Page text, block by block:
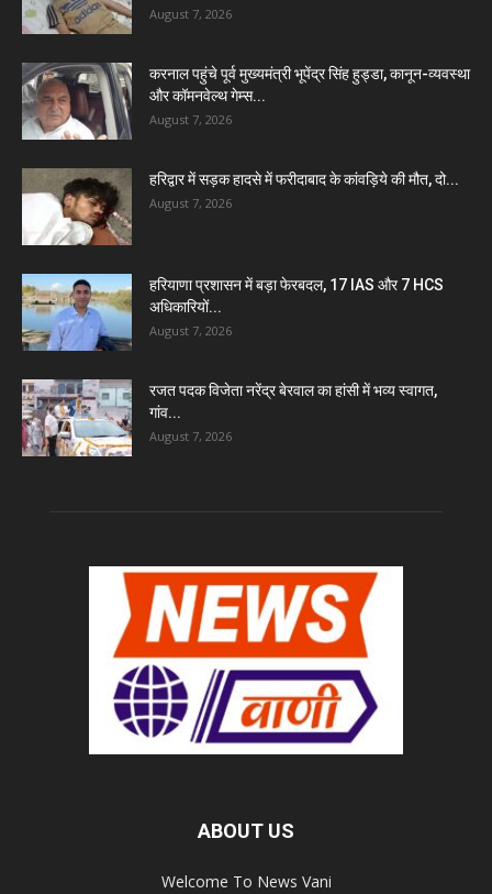
August 7, 2026
करनाल पहुंचे पूर्व मुख्यमंत्री भूपेंद्र सिंह हुड्डा, कानून-व्यवस्था
और कॉमनवेल्थ गेम्स...
August 7, 2026
हरिद्वार में सड़क हादसे में फरीदाबाद के कांवड़िये की मौत, दो...
August 7, 2026
हरियाणा प्रशासन में बड़ा फेरबदल, 17 IAS और 7 HCS
अधिकारियों...
August 7, 2026
रजत पदक विजेता नरेंद्र बेरवाल का हांसी में भव्य स्वागत,
गांव...
August 7, 2026
ABOUT US
Welcome To News Vani